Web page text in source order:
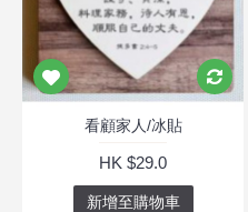
看顧家人/冰貼
HK $29.0
新增至購物車